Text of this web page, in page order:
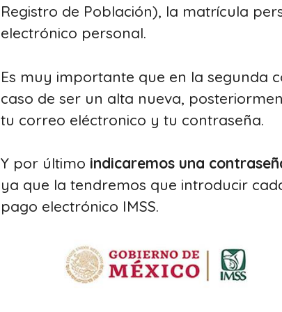
Registro de Población), la matrícula
electrónico personal.
Es muy importante que en la segunda
caso de ser un alta nueva,
tu correo eléctronico y tu contraseña.
Y por último indicaremos una
ya que la tendremos que introducir
pago electrónico IMSS.